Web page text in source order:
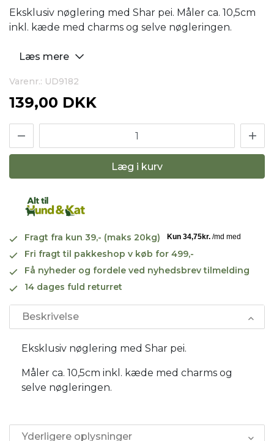
Eksklusiv nøglering med Shar pei. Måler ca. 10,5cm
inkl. kæde med charms og selve nøgleringen.
Læs mere
Varenr.: UD9182
139,00 DKK
Læg i kurv
Fragt fra kun 39,- (maks 20kg)
Fri fragt til pakkeshop v køb for 499,-
Få nyheder og fordele ved nyhedsbrev tilmelding
14 dages fuld returret
Beskrivelse
Eksklusiv nøglering med Shar pei.
Måler ca. 10,5cm inkl. kæde med charms og
selve nøgleringen.
Yderligere oplysninger